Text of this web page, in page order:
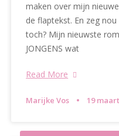
maken over mijn
de flaptekst. En zeg
toch? Mijn nieuwste
JONGENS wat
Read More
Marijke Vos 19